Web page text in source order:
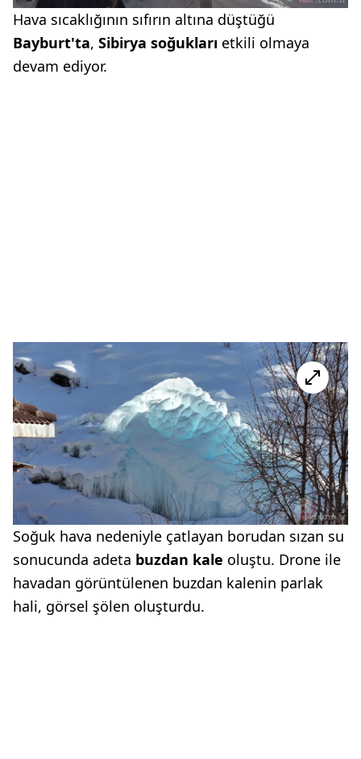
Hava sıcaklığının sıfırın altına düştüğü
Bayburt'ta, Sibirya soğukları etkili olmaya
devam ediyor.
Soğuk hava nedeniyle çatlayan borudan sızan su
sonucunda adeta buzdan kale oluştu. Drone ile
havadan görüntülenen buzdan kalenin parlak
hali, görsel şölen oluşturdu.